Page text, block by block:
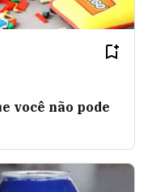
você não pode